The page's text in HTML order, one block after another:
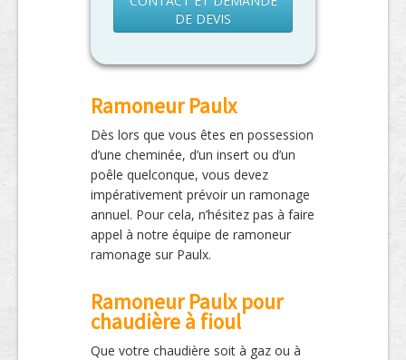
DE DEVIS
Ramoneur Paulx
Dès lors que vous êtes en possession
d’une cheminée, d’un insert ou d’un
poêle quelconque, vous devez
impérativement prévoir un ramonage
annuel. Pour cela, n’hésitez pas à faire
appel à notre équipe de ramoneur
ramonage sur Paulx.
Ramoneur Paulx pour
chaudière à fioul
Que votre chaudière soit à gaz ou à